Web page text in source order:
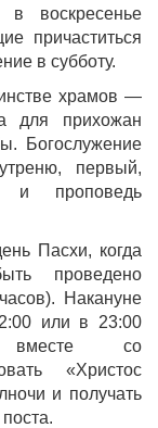
в воскресенье
причаститься
в субботу.
храмов —
для прихожан
Богослужение
первый,
и проповедь
Пасхи, когда
проведено
Накануне
или в 23:00
вместе со
«Христос
и получать